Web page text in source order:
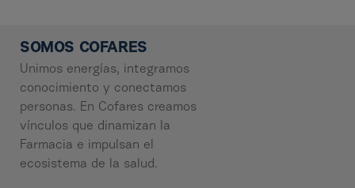
SOMOS COFARES
Unimos energías, integramos
conocimiento y conectamos
personas. En Cofares creamos
vínculos que dinamizan la
Farmacia e impulsan el
ecosistema de la salud.